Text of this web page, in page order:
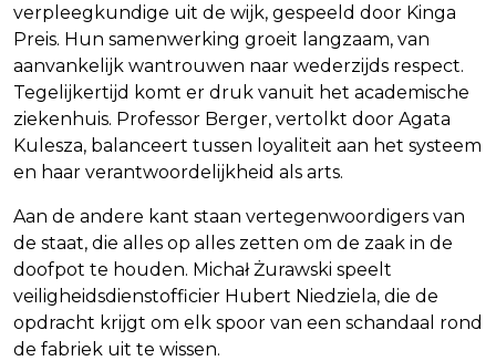
verpleegkundige uit de wijk, gespeeld door Kinga
Preis. Hun samenwerking groeit langzaam, van
aanvankelijk wantrouwen naar wederzijds respect.
Tegelijkertijd komt er druk vanuit het academische
ziekenhuis. Professor Berger, vertolkt door Agata
Kulesza, balanceert tussen loyaliteit aan het systeem
en haar verantwoordelijkheid als arts.
Aan de andere kant staan vertegenwoordigers van
de staat, die alles op alles zetten om de zaak in de
doofpot te houden. Michał Żurawski speelt
veiligheidsdienstofficier Hubert Niedziela, die de
opdracht krijgt om elk spoor van een schandaal rond
de fabriek uit te wissen.